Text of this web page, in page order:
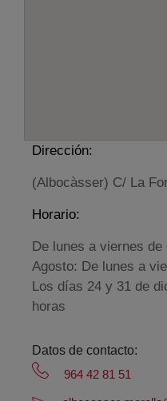
Dirección:
(Albocàsser) C/ La
Horario:
De lunes a viernes de
Agosto: De lunes a
Los días 24 y 31 de
horas
Datos de contacto:
964 42 81 51